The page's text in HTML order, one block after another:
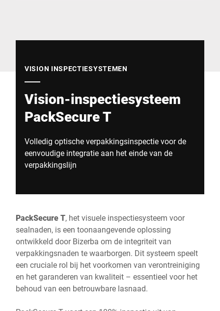
VISION INSPECTIESYSTEMEN
Vision-inspectiesysteem
PackSecure T
Volledig optische verpakkingsinspectie voor de
eenvoudige integratie aan het einde van de
verpakkingslijn
PackSecure T, het visuele inspectiesysteem voor
sealnaden, is een toonaangevende oplossing
ontwikkeld door Bizerba om de integriteit van
verpakkingsnaden te waarborgen. Dit systeem speelt
een cruciale rol bij het voorkomen van verontreiniging
en het garanderen van kwaliteit – essentieel voor het
behoud van een betrouwbare lasnaad.